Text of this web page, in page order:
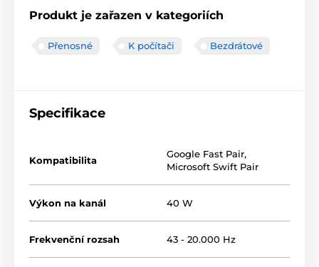
Produkt je zařazen v kategoriích
Přenosné K počítači Bezdrátové
Specifikace
Kompatibilita
Google Fast Pair,
Microsoft Swift Pair
Výkon na kanál 40 W
Frekvenční rozsah 43 - 20.000 Hz